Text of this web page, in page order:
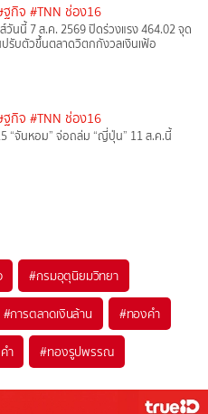
ฐกิจ #TNN ช่อง16
วันนี้ 7 ส.ค. 2569 ปิดร่วงแรง 464.02 จุด
รับตัวขึ้นตลาดวิตกกังวลเงินเฟ้อ
ฐกิจ #TNN ช่อง16
“จันหอม” จ่อถล่ม “ญี่ปุ่น” 11 ส.ค.นี้
#กรมอุตุนิยมวิทยา
#การตลาดเงินล้าน #ทองคำ
ำ #ทองรูปพรรณ